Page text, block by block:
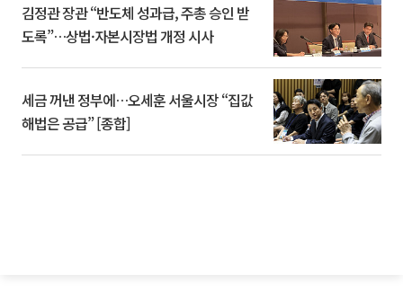
김정관 장관 “반도체 성과급, 주총 승인 받
도록”…상법·자본시장법 개정 시사
세금 꺼낸 정부에…오세훈 서울시장 “집값
해법은 공급” [종합]